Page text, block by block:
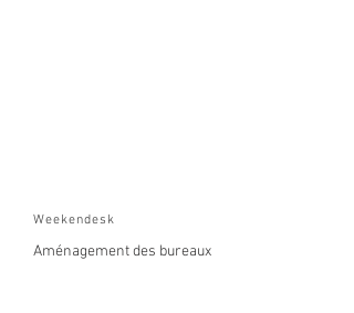
Weekendesk
Aménagement des bureaux